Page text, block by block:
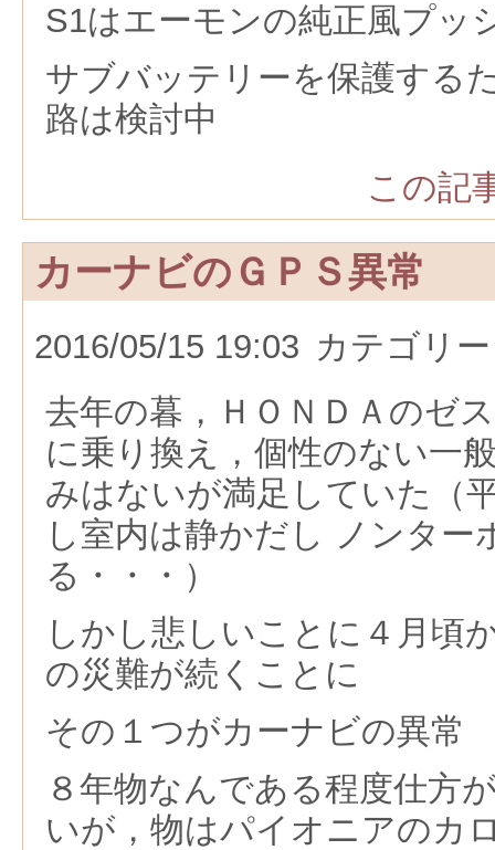
S1はエーモンの純正風プッ
サブバッテリーを保護する
路は検討中
この記
カーナビのＧＰＳ異常
2016/05/15 19:03 カテゴリ
去年の暮，ＨＯＮＤＡのゼ
に乗り換え，個性のない一
みはないが満足していた（
し室内は静かだし ノンター
る・・・）
しかし悲しいことに４月頃
の災難が続くことに
その１つがカーナビの異常
８年物なんである程度仕方
いが，物はパイオニアのカ